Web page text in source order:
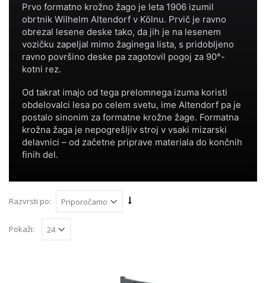
Prvo formatno krožno žago je leta 1906 izumil
obrtnik Wilhelm Altendorf v Kölnu. Prvič je ravno
obrezal lesene deske tako, da jih je na lesenem
vozičku zapeljal mimo žaginega lista, s pridobljeno
ravno površino deske pa zagotovil pogoj za 90°-
kotni rez.
Od takrat imajo od tega prelomnega izuma koristi
obdelovalci lesa po celem svetu, ime Altendorf pa je
postalo sinonim za formatne krožne žage. Formatna
krožna žaga je nepogrešljiv stroj v vsaki mizarski
delavnici – od začetne priprave materiala do končnih
finih del.
Razvrsti po:
Pokaži: